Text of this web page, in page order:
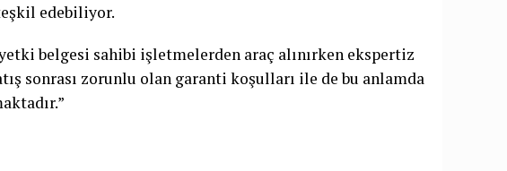
edebiliyor.
belgesi sahibi işletmelerden araç alınırken ekspertiz
sonrası zorunlu olan garanti koşulları ile de bu anlamda